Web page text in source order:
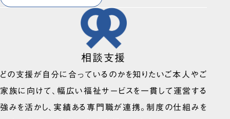
相談支援
どの支援が自分に合っているのかを知りたいご本人やご
家族に向けて、幅広い福祉サービスを一貫して運営する
強みを活かし、実績ある専門職が連携。制度の仕組みを